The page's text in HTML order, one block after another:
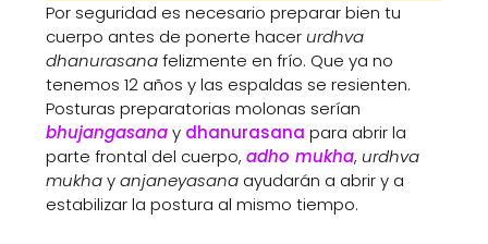
Por seguridad es necesario preparar bien tu
cuerpo antes de ponerte hacer urdhva
dhanurasanafelizmente en frío. Que ya no
tenemos 12 años y las espaldas se resienten.
Posturas preparatorias molonas serían
bhujangasanay dhanurasana para abrir la
parte frontal del cuerpo,adho mukha, urdhva
mukhayanjaneyasana ayudarán a abrir y a
estabilizar la postura al mismo tiempo.